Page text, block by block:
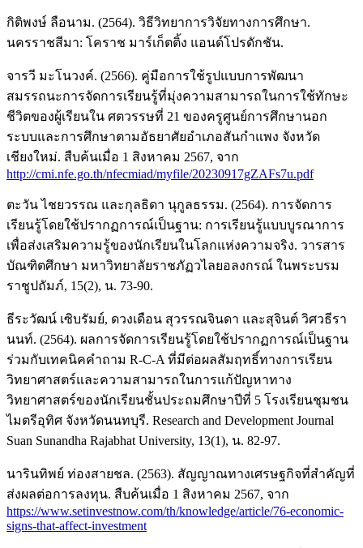
กิติพงษ์ ลือนาม. (2564). วิธีวิทยาการวิจัยทางการศึกษา.
นครราชสีมา: โคราช มาร์เก็ตติ้ง แอนด์โปรดักชัน.
จารวี มะโนวงค์. (2566). คู่มือการใช้รูปแบบการพัฒนา
สมรรถนะการจัดการเรียนรู้ที่มุ่งความสามารถในการใช้ทักษะ
ชีวิตของผู้เรียนใน ศตวรรษที่ 21 ของครูศูนย์การศึกษานอก
ระบบและการศึกษาตามอัธยาศัยอำเภอสันกำแพง จังหวัด
เชียงใหม่. สืบค้นเมื่อ 1 สิงหาคม 2567, จาก
http://cmi.nfe.go.th/nfecmiad/myfile/20230917gZAFs7u.pdf
ตะวัน ไชยวรรณ และกุลธิดา นุกูลธรรม. (2564). การจัดการ
เรียนรู้โดยใช้ปรากฏการณ์เป็นฐาน: การเรียนรู้แบบบูรณาการ
เพื่อส่งเสริมความรู้ของนักเรียนในโลกแห่งความจริง. วารสาร
บัณฑิตศึกษา มหาวิทยาลัยราชภัฏวไลยอลงกรณ์ ในพระบรม
ราชูปถัมภ์, 15(2), น. 73-90.
ธีระวัฒน์ เซิบรัมย์, ดวงเดือน สุวรรณจินดา และสุจินต์ วิศวธีรา
นนท์. (2564). ผลการจัดการเรียนรู้โดยใช้ปรากฏการณ์เป็นฐาน
ร่วมกับเทคนิคคำถาม R-C-A ที่มีต่อผลสัมฤทธิ์ทางการเรียน
วิทยาศาสตร์และความสามารถในการแก้ปัญหาทาง
วิทยาศาสตร์ของนักเรียนชั้นประถมศึกษาปีที่ 5 โรงเรียนชุมชน
ไมตรีอุทิศ จังหวัดนนทบุรี. Research and Development Journal
Suan Sunandha Rajabhat University, 13(1), น. 82-97.
นารินทิพย์ ท่องสายชล. (2563). สัญญาณทางเศรษฐกิจที่สำคัญที่
ส่งผลต่อการลงทุน. สืบค้นเมื่อ 1 สิงหาคม 2567, จาก
https://www.setinvestnow.com/th/knowledge/article/76-economic-
signs-that-affect-investment